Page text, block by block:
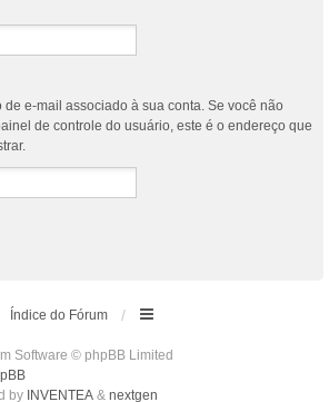
de e-mail associado à sua conta. Se você não
de controle do usuário, este é o endereço que
Índice do Fórum
Software © phpBB Limited
by INVENTEA & nextgen